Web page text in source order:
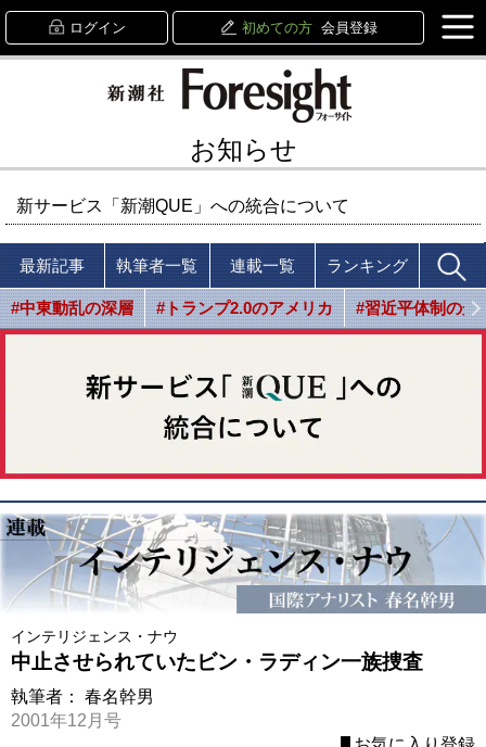
ログイン 初めての方 会員登録
お知らせ
新サービス「新潮QUE」への統合について
最新記事 執筆者一覧 連載一覧 ランキング
#中東動乱の深層 #トランプ2.0のアメリカ #習近平体制の光
インテリジェンス・ナウ
中止させられていたビン・ラディン一族捜査
執筆者： 春名幹男
2001年12月号